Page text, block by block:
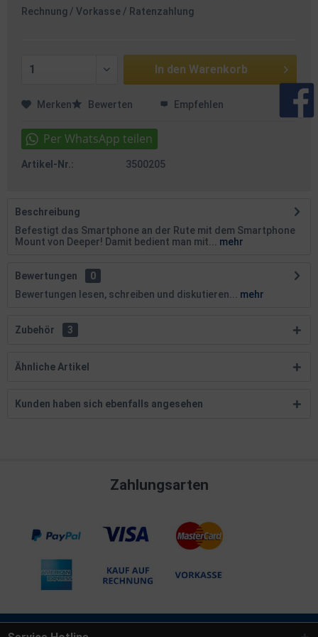
Rechnung / Vorkasse / Ratenzahlung
In den Warenkorb
Merken Bewerten Empfehlen
Artikel-Nr.: 3500205
Beschreibung
Befestigt das Smartphone an der Rute mit dem Smartphone
Mount von Deeper! Damit bedient man mit...
mehr
Bewertungen
0
Bewertungen lesen, schreiben und diskutieren...
mehr
Zubehör 3
Ähnliche Artikel
Kunden haben sich ebenfalls angesehen
Zahlungsarten